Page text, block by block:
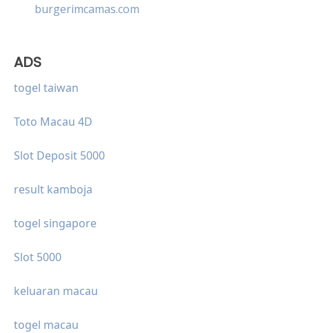
burgerimcamas.com
ADS
togel taiwan
Toto Macau 4D
Slot Deposit 5000
result kamboja
togel singapore
Slot 5000
keluaran macau
togel macau